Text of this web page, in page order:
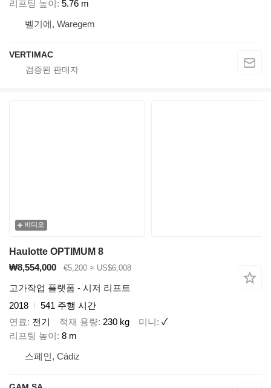
리프팅 높이
5.76 m
벨기에, Waregem
VERTIMAC
비디오
Haulotte OPTIMUM 8
₩8,554,000
€5,200 ≈ US$6,008
고가작업 플랫폼 - 시저 리프트
2018
541 주행 시간
연료
전기 적재 용량 230 kg 미니 ✓
리프팅 높이 8 m
스페인, Cádiz